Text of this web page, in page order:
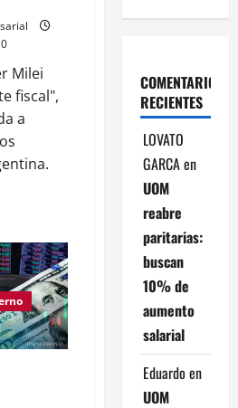
0
Milei
fiscal",
a
COMENTARIOS
RECIENTES
LOVATO
GARCAen
UOM
reabre
paritarias:
buscan
10% de
aumento
salarial
Eduardo en
UOM